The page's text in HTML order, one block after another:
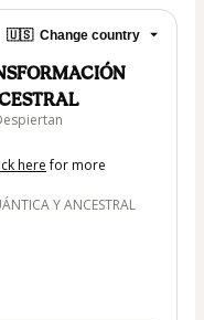
🇺🇸 Change country
herefor more
Y ANCESTRAL